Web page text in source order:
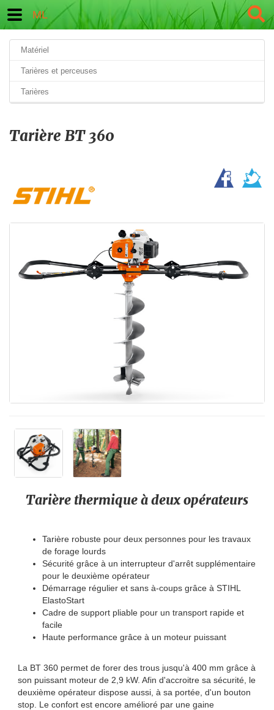
ML
Matériel
Tarières et perceuses
Tarières
Tarière BT 360
Tarière thermique à deux opérateurs
Tarière robuste pour deux personnes pour les travaux
de forage lourds
Sécurité grâce à un interrupteur d'arrêt supplémentaire
pour le deuxième opérateur
Démarrage régulier et sans à-coups grâce à STIHL
ElastoStart
Cadre de support pliable pour un transport rapide et
facile
Haute performance grâce à un moteur puissant
La BT 360 permet de forer des trous jusqu'à 400 mm grâce à
son puissant moteur de 2,9 kW. Afin d'accroitre sa sécurité, le
deuxième opérateur dispose aussi, à sa portée, d'un bouton
stop. Le confort est encore amélioré par une gaine